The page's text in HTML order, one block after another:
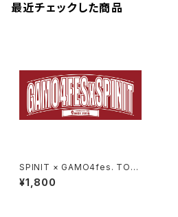
最近チェックした商品
SPINIT × GAMO4fes. TOW
EL
¥1,800